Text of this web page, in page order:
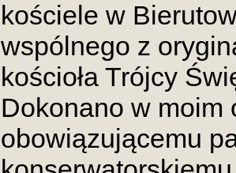
kościele w
wspólnego z
kościoła Trójcy
Dokonano w moim
obowiązującemu